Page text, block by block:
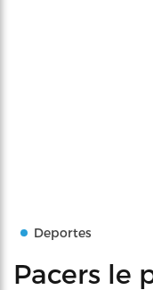
Deportes
Pacers le